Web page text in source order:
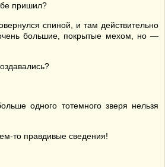
пришил?
спиной, и там действительно
большие, покрытые мехом, но —
одного тотемного зверя нельзя
то правдивые сведения!